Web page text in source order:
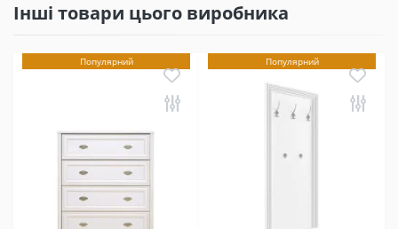
Інші товари цього виробника
Популярний Популярний